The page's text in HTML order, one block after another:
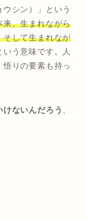
シン）」という
来、生まれながら
そして生まれなが
いう意味です。人
りの要素も持っ
ないんだろう